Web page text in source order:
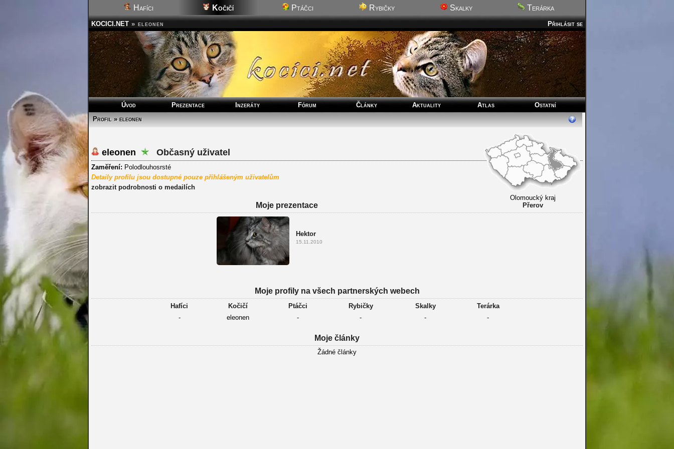
Hafíci Kočičí Ptáčci Rybičky Skalky Terárka
Přihlásit se
KOCICI.NET » eleonen
Úvod Prezentace Inzeráty Fórum Články Aktuality Atlas
Ostatní
Profil » eleonen
Olomoucký kraj
Přerov
eleonen Občasný uživatel
Zaměření: Polodlouhosrsté
Detaily profilu jsou dostupné pouze přihlášeným uživatelům
zobrazit podrobnosti o medailích
Moje prezentace
Hektor
15.11.2010
Moje profily na všech partnerských webech
Hafíci Kočičí Ptáčci Rybičky Skalky
Terárka
-
eleonen - - - -
Moje články
Žádné články